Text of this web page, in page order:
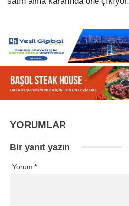
YORUMLAR
Bir yanıt yazın
Yorum *